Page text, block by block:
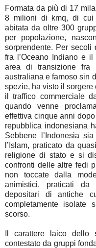
Formata da più di 17
8 milioni di kmq, di cui
abitata da oltre 300
per popolazione,
sorprendente. Per secoli
fra l’Oceano Indiano e il
area di transizione fra
australiana e famoso sin
spezie, ha visto il
il traffico commerciale
quando venne
effettiva cinque anni
repubblica indonesiana
Sebbene l’Indonesia
l’Islam, praticato da
religione di stato e si
confronti delle altre fedi
non toccate dalla
animistici, praticati
depositari di antiche
completamente
scorso.
Il carattere laico dello stato indonesiano viene spesso contestato da gruppi fondamentalisti, i quali si battono per la creazione di uno stato islamico e si fanno veicolo di protesta contro il dilagare dell’immoralità e la perdita dei valori tradizionali, da loro attribuiti alla modernizzazione e all’assimilazione della cultura occidentale. In questi ultimi anni il paese è stato vittima di gravi attentati terroristici, attribuiti a movimenti islamici radicali, i quali però non godono dell’appoggio della società, da tempo abituata al pluralismo religioso. Primo presidente fu il generale Sukarno, il cui mito sopravvive tuttora, uno dei grandi sostenitori del Movimento dei Paesi Non Allineati, che ospitò a Bandung l’importante conferenza afro-asiatica del 1955. Attraverso una politica di stampo nazionalista, molto critica verso l’Occidente, Sukarno, che aveva ricevuto aiuti dall’URSS e non nascondeva le sue simpatie per la Cina comunista, era intenzionato ad accrescere con ogni mezzo la grandezza della sua patria, e ciò lo portò ad un confronto militare con la Malesia. Nella vita politica indonesiana, costantemente segnata da corruzione e nepotismo, l’esercito ha sempre svolto un ruolo molto importante, arrivando a controllare anche diversi settori dell’economia. Sukarno venne poi rimosso da un colpo di stato militare nel 1965, a cui seguì, dopo un tentativo di presa del potere da parte del partito comunista, una violenta repressione scatenata dal generale Suharto, la quale causò il massacro di oltre mezzo milione di persone. Il crollo del regime di Suharto nel 1998 aprì la strada alla democratizzazione, che, sebbene punteggiata da ostacoli e forti polemiche, appare ormai un fenomeno irreversibile, nonostante le elezioni siano state spesso segnate dalla violenza, puntualmente stroncata dall’intervento dell’esercito. Il risveglio di antiche conflittualità ha spesso provocato esplosioni incontrollate di violenza, con chiese e moschee date alle fiamme, case e negozi danneggiati gravemente e migliaia di sfollati. Tuttora anche semplici dimostrazioni di malcontento, contrastate spesso con la forza, degenerano facilmente in scontri armati. La storia dell’Indonesia indipendente s’identifica in gran parte con lo sforzo del governo per aggregare in un unico stato popolazioni eterogenee ed assicurare al paese una certa stabilità politica. Non bisogna dimenticare che prima della colonizzazione olandese l’Indonesia era composta da un insieme di regni e sultanati indipendenti. Le spinte centrifughe hanno sempre caratterizzato la storia di questo paese e diversi fattori tuttora ne condizionano la sopravvivenza come stato unitario. Rimane emblematica la drammatica vicenda di Timor Orientale, colonia portoghese occupata dall’Indonesia nel 1976, che dopo una dura repressione ed un lungo e sanguinoso conflitto che ha causato circa 200 mila vittime, riuscì, con l’appoggio dell’ONU, ad ottenere l’indipendenza nel 2002. Nel tentativo di costruire un’identità nazionale, in un paese dalla geografia così vasta e complessa, venne forgiato il motto “Bhinneka Tunggal Ika”, posto anche sullo stemma nazionale, che significa unità nella diversità, sulla base di un’ideologia etico-nazionalista basata su valori universali e simboleggiata nei cinque punti del codice nazionale chiamato “Pancasila”, uno dei quali è la fede in un unico Dio. Gli sforzi del governo diretti a forgiare un sentimento di unità nazionale si scontravano con diversi fattori, aggravati anche dalla stessa configurazione geografica del paese, che ha ostacolato la formazione di una coscienza nazionale. Al di sopra delle differenze culturali ed economiche un fattore agglutinante è rappresentato dalla lingua, il Bahasa Indonesia, voluta dalla classe dirigente come idioma ufficiale, la cui adozione ha fornito un notevole impulso all’unificazione delle popolazioni di questo arcipelago. Oltre alla lingua ufficiale si parlano oltre 200 tra lingue e dialetti locali, alcune delle quali corrono il rischio d’estinzione. Il gruppo etnico più consistente,